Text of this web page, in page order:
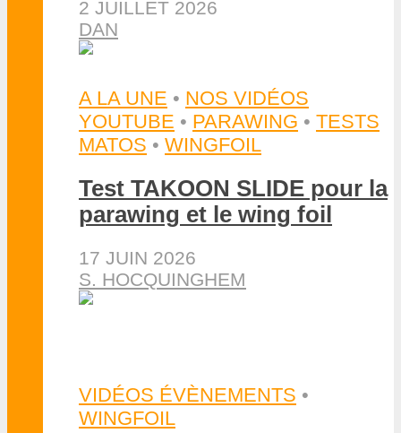
2 JUILLET 2026
DAN
A LA UNE • NOS VIDÉOS
YOUTUBE • PARAWING • TESTS
MATOS • WINGFOIL
Test TAKOON SLIDE pour la
parawing et le wing foil
17 JUIN 2026
S. HOCQUINGHEM
VIDÉOS ÉVÈNEMENTS •
WINGFOIL